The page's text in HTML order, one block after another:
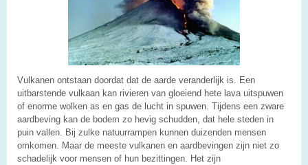
Vulkanen ontstaan doordat dat de aarde veranderlijk is. Een
uitbarstende vulkaan kan rivieren van gloeiend hete lava uitspuwen
of enorme wolken as en gas de lucht in spuwen. Tijdens een zware
aardbeving kan de bodem zo hevig schudden, dat hele steden in
puin vallen. Bij zulke natuurrampen kunnen duizenden mensen
omkomen. Maar de meeste vulkanen en aardbevingen zijn niet zo
schadelijk voor mensen of hun bezittingen. Het zijn